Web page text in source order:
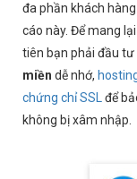
đa phần khách
cáo này. Để mang
tiên bạn phải đầu tư
miền dễ nhớ,
chứng chỉ SSLđể
không bị xâm nhập.